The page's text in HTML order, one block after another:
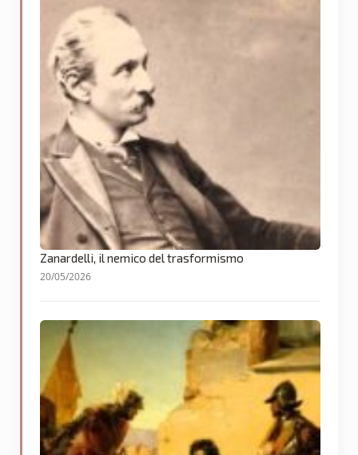
Zanardelli, il nemico del trasformismo
20/05/2026